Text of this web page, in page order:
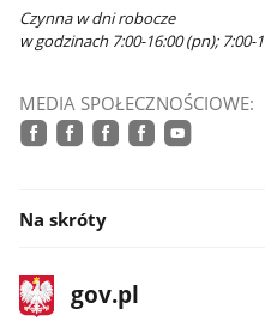
Czynna w dni robocze
w godzinach 7:00-16:00 (pn); 7:00-
MEDIA SPOŁECZNOŚCIOWE:
Na skróty
stopka
gov.plStrona
gov.pl